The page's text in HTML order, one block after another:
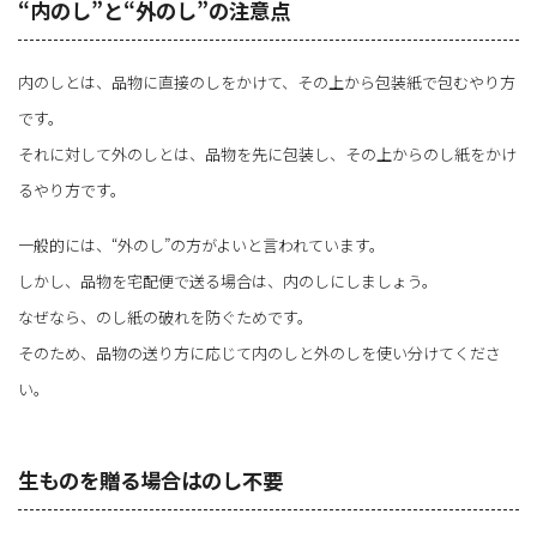
“内のし”と“外のし”の注意点
内のしとは、品物に直接のしをかけて、その上から包装紙で包むやり方
です。
それに対して外のしとは、品物を先に包装し、その上からのし紙をかけ
るやり方です。
一般的には、“外のし”の方がよいと言われています。
しかし、品物を宅配便で送る場合は、内のしにしましょう。
なぜなら、のし紙の破れを防ぐためです。
そのため、品物の送り方に応じて内のしと外のしを使い分けてくださ
い。
生ものを贈る場合はのし不要